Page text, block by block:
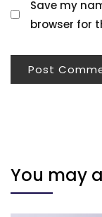
Save my
browser for
You may